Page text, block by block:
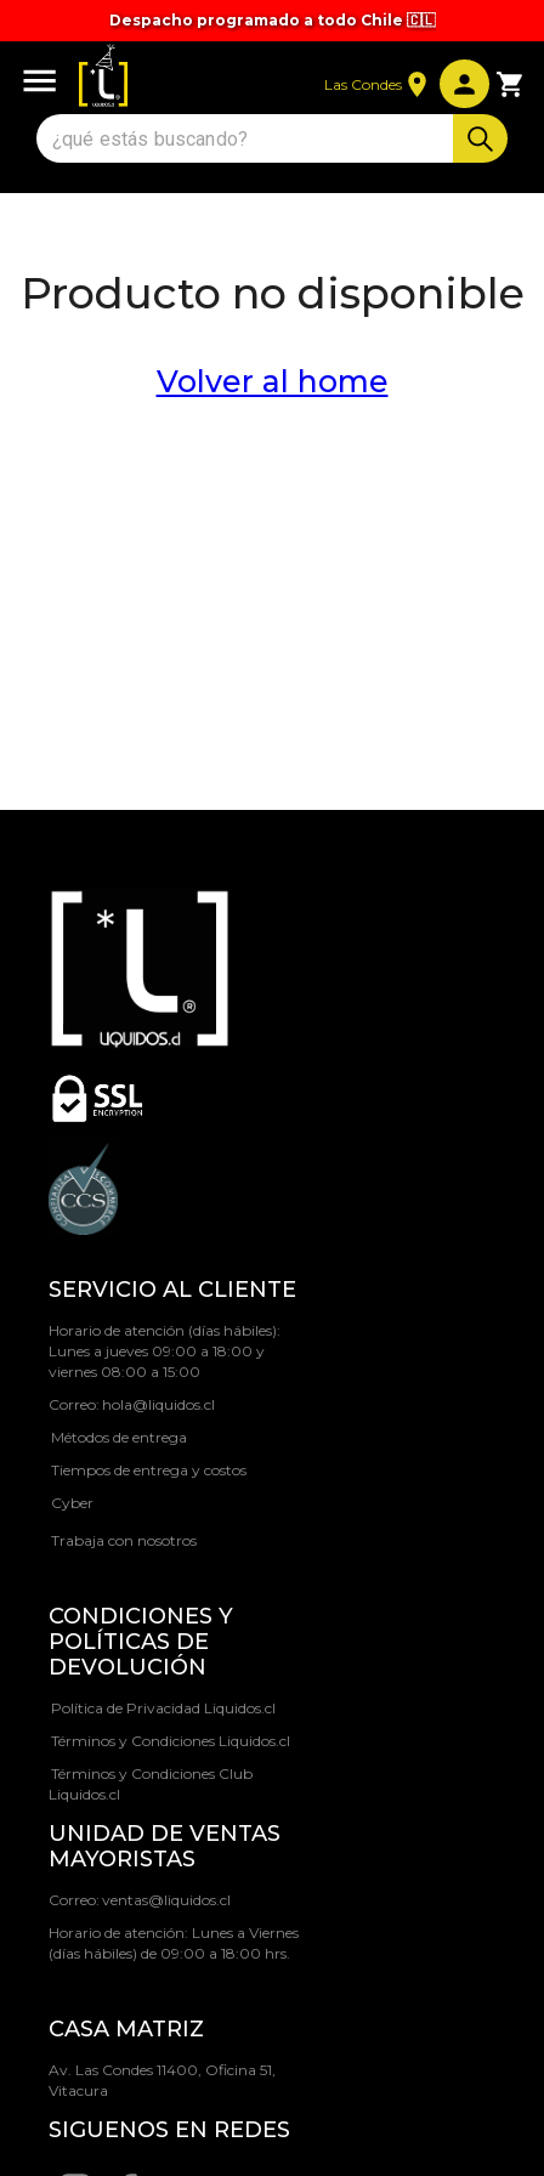
Despacho programado a todo Chile 🇨🇱
Tiempos y valores de despacho 🚚
Las Condes
Producto no disponible
Volver al home
SERVICIO AL CLIENTE
Horario de atención (días hábiles):
Lunes a jueves 09:00 a 18:00 y
viernes 08:00 a 15:00
Correo: hola@liquidos.cl
Métodos de entrega
Tiempos de entrega y costos
Cyber
Trabaja con nosotros
CONDICIONES Y
POLÍTICAS DE
DEVOLUCIÓN
Política de Privacidad Liquidos.cl
Términos y Condiciones Liquidos.cl
Términos y Condiciones Club
Liquidos.cl
UNIDAD DE VENTAS
MAYORISTAS
Correo: ventas@liquidos.cl
Horario de atención: Lunes a Viernes
(días hábiles) de 09:00 a 18:00 hrs.
CASA MATRIZ
Av. Las Condes 11400, Oficina 51,
Vitacura
SIGUENOS EN REDES